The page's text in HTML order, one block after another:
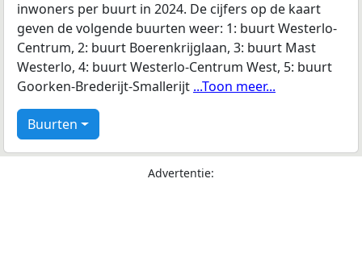
inwoners per buurt in 2024. De cijfers op de kaart
geven de volgende buurten weer: 1: buurt Westerlo-
Centrum, 2: buurt Boerenkrijglaan, 3: buurt Mast
Westerlo, 4: buurt Westerlo-Centrum West, 5: buurt
Goorken-Brederijt-Smallerijt ...Toon meer...
Buurten
Advertentie: